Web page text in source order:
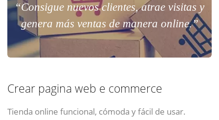
“Consigue nuevos clientes, atrae visitas y
genera más ventas de manera online.”
Crear pagina web e commerce
Tienda online funcional, cómoda y fácil de usar.